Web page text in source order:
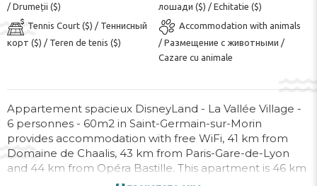
/ Drumeții ($)
лошади ($) / Echitatie ($)
Tennis Court ($) / Теннисный
корт ($) / Teren de tenis ($)
Accommodation with animals
/ Размещение с животными /
Cazare cu animale
Appartement spacieux DisneyLand - La Vallée Village -
6 personnes - 60m2 in Saint-Germain-sur-Morin
provides accommodation with free WiFi, 41 km from
Domaine de Chaalis, 43 km from Paris-Gare-de-Lyon
and 44 km from Opéra Bastille. This apartment is 46 km
from Pompidou Centre and 47 km from Parc Asterix